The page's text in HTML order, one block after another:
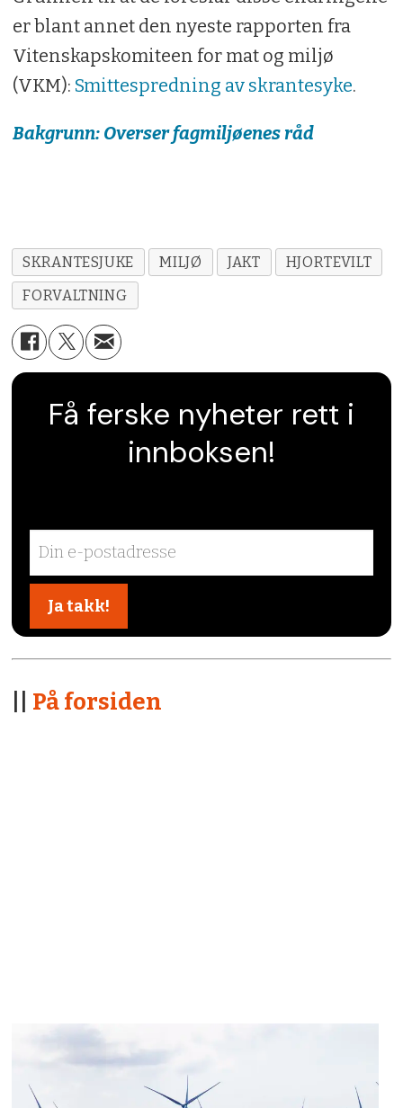
er blant annet den nyeste rapporten fra
Vitenskapskomiteen for mat og miljø
(VKM): Smittespredning av skrantesyke.
Bakgrunn: Overser fagmiljøenes råd
SKRANTESJUKE MILJØ JAKT
HJORTEVILT
FORVALTNING
Få ferske nyheter rett i
innboksen!
På forsiden